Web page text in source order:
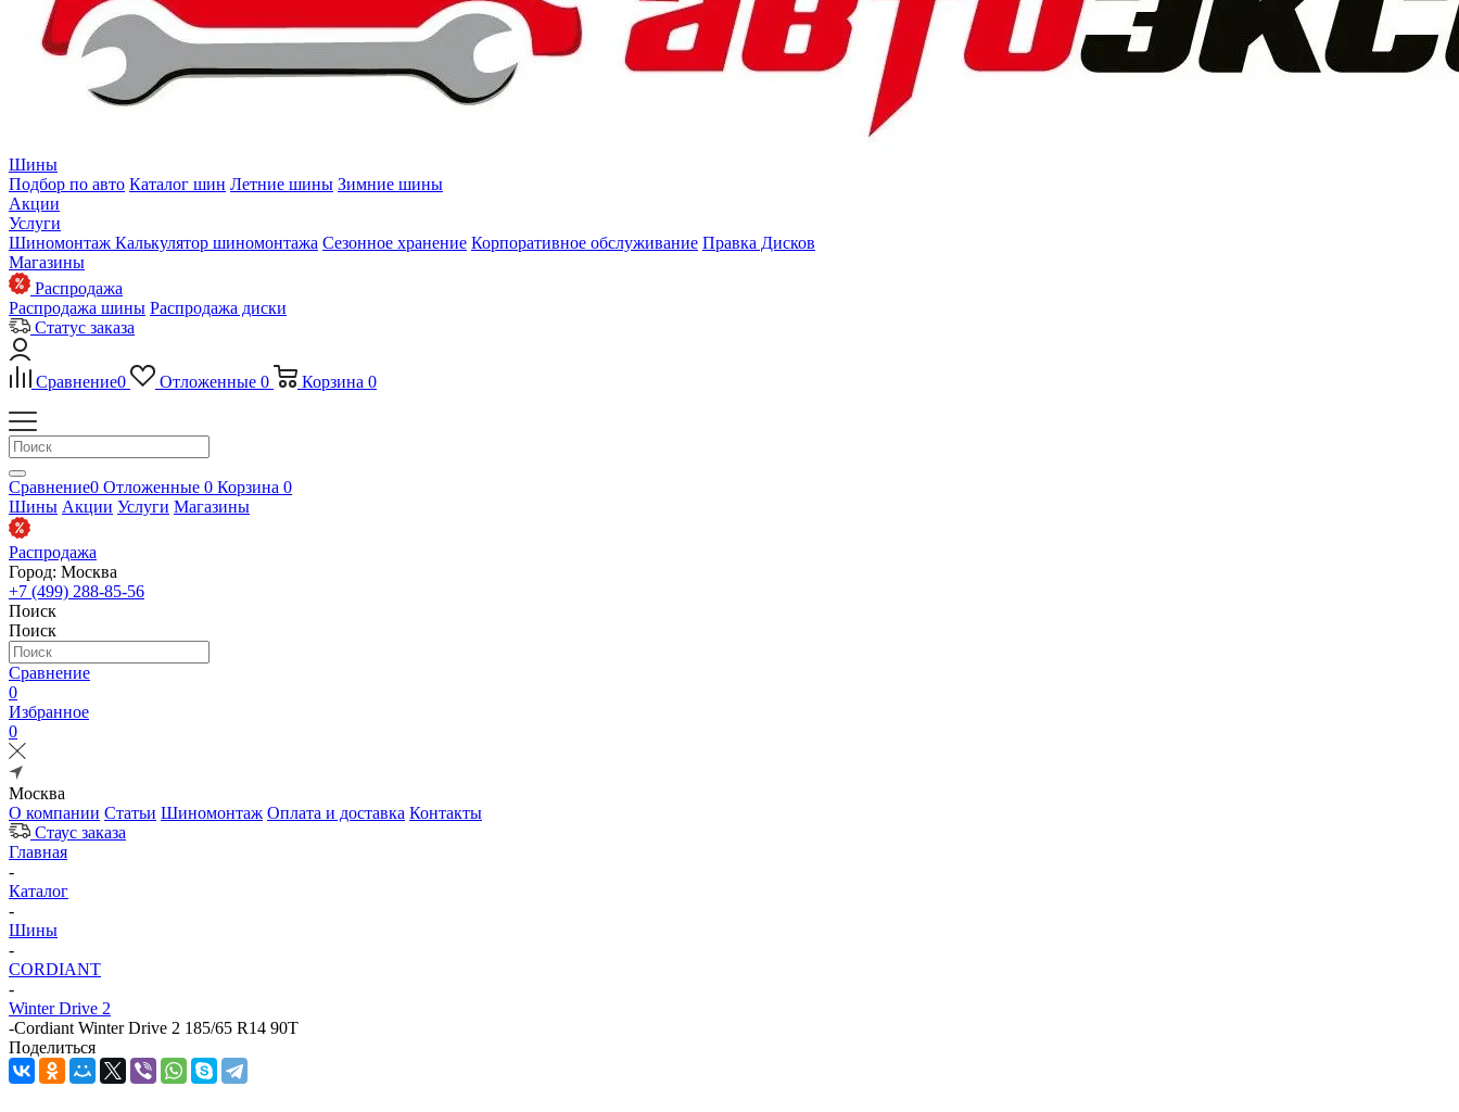
Шины
Подбор по авто Каталог шин Летние шины Зимние шины
Акции
Услуги
Шиномонтаж Калькулятор шиномонтажа Сезонное хранение Корпоративное обслуживание Правка Дисков
Магазины
Распродажа
Распродажа шины Распродажа диски
Статус заказа
Сравнение0 Отложенные 0 Корзина 0
Сравнение0 Отложенные 0 Корзина 0
Шины Акции Услуги Магазины
Распродажа
Город: Москва
+7 (499) 288-85-56
Поиск
Поиск
Сравнение
0
Избранное
0
Москва
О компании Статьи Шиномонтаж Оплата и доставка Контакты
Стаус заказа
Главная
-
Каталог
-
Шины
-
CORDIANT
-
Winter Drive 2
-Cordiant Winter Drive 2 185/65 R14 90T
Поделиться